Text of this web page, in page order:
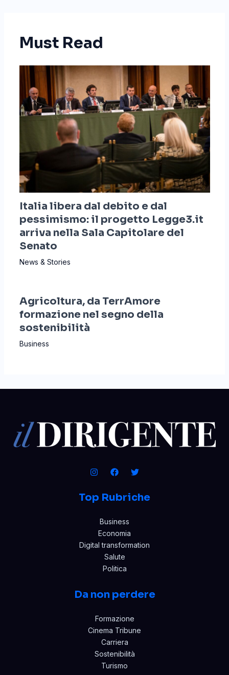
Must Read
Italia libera dal debito e dal
pessimismo: il progetto Legge3.it
arriva nella Sala Capitolare del
Senato
News & Stories
Agricoltura, da TerrAmore
formazione nel segno della
sostenibilità
Business
Top Rubriche
Business
Economia
Digital transformation
Salute
Politica
Da non perdere
Formazione
Cinema Tribune
Carriera
Sostenibilità
Turismo